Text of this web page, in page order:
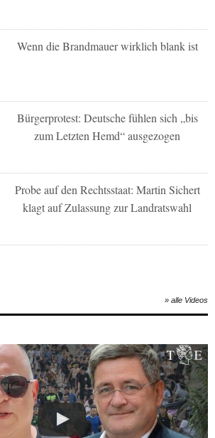
Wenn die Brandmauer wirklich blank ist
Bürgerprotest: Deutsche fühlen sich „bis
zum Letzten Hemd“ ausgezogen
Probe auf den Rechtsstaat: Martin Sichert
klagt auf Zulassung zur Landratswahl
» alle Videos